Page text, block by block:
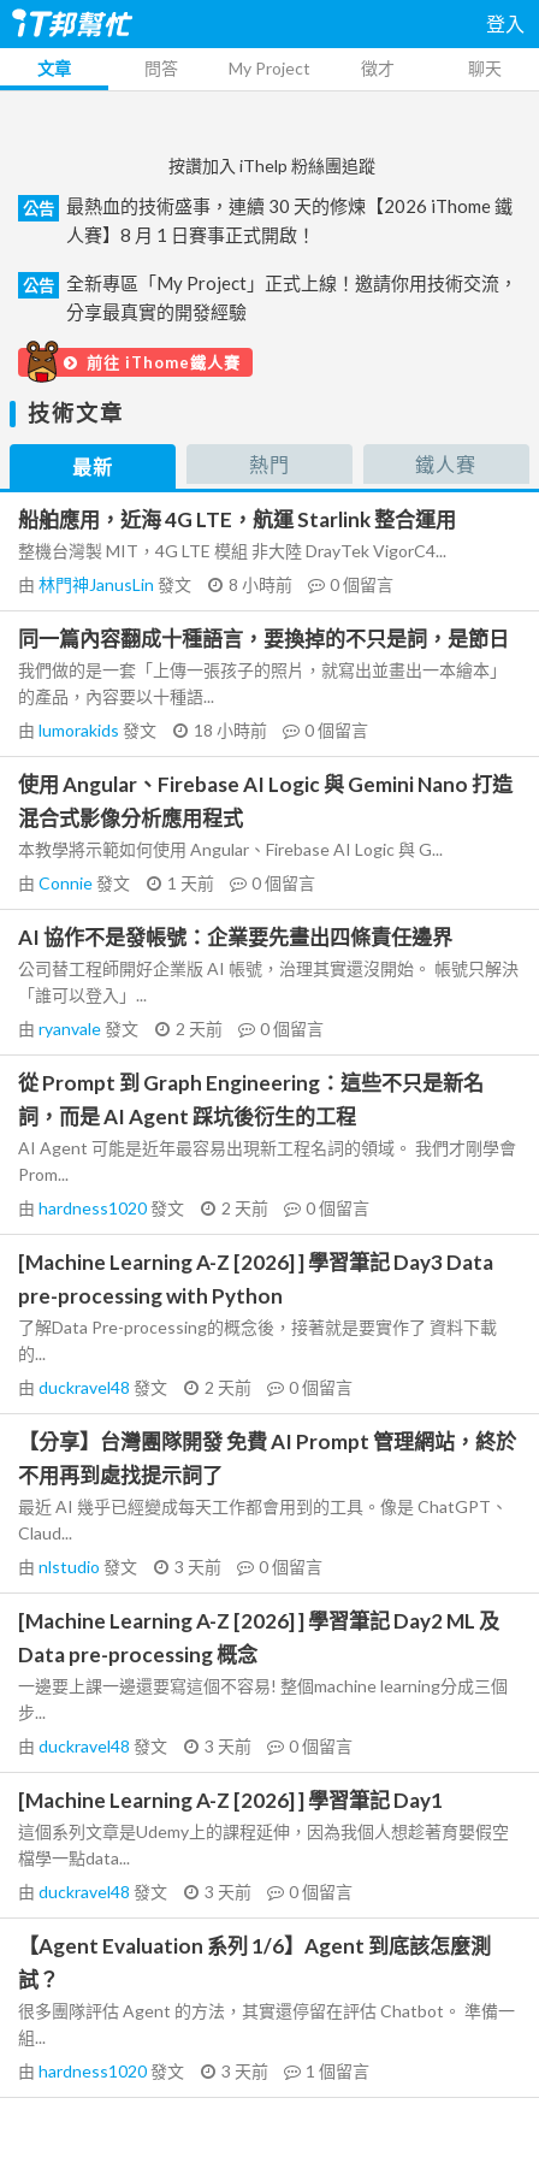
登入
文章 問答 My Project 徵才 聊天
按讚加入 iThelp 粉絲團追蹤
公告
最熱血的技術盛事，連續 30 天的修煉【2026 iThome 鐵
人賽】8 月 1 日賽事正式開啟！
公告
全新專區「My Project」正式上線！邀請你用技術交流，
分享最真實的開發經驗
前往 iThome鐵人賽
技術文章
最新 熱門 鐵人賽
船舶應用，近海 4G LTE，航運 Starlink 整合運用
整機台灣製 MIT，4G LTE 模組 非大陸 DrayTek VigorC4...
由 林門神JanusLin 發文 8 小時前 0個留言
同一篇內容翻成十種語言，要換掉的不只是詞，是節日
我們做的是一套「上傳一張孩子的照片，就寫出並畫出一本繪本」
的產品，內容要以十種語...
由 lumorakids 發文 18 小時前 0個留言
使用 Angular、Firebase AI Logic 與 Gemini Nano 打造
混合式影像分析應用程式
本教學將示範如何使用 Angular、Firebase AI Logic 與 G...
由 Connie發文 1 天前 0個留言
AI 協作不是發帳號：企業要先畫出四條責任邊界
公司替工程師開好企業版 AI 帳號，治理其實還沒開始。 帳號只解決
「誰可以登入」...
由 ryanvale發文 2 天前 0個留言
從 Prompt 到 Graph Engineering：這些不只是新名
詞，而是 AI Agent 踩坑後衍生的工程
AI Agent 可能是近年最容易出現新工程名詞的領域。 我們才剛學會
Prom...
由 hardness1020發文 2 天前 0個留言
[Machine Learning A-Z [2026] ] 學習筆記 Day3 Data
pre-processing with Python
了解Data Pre-processing的概念後，接著就是要實作了 資料下載
的...
由 duckravel48 發文 2 天前 0個留言
【分享】台灣團隊開發 免費 AI Prompt 管理網站，終於
不用再到處找提示詞了
最近 AI 幾乎已經變成每天工作都會用到的工具。像是 ChatGPT、
Claud...
由 nlstudio 發文 3 天前 0個留言
[Machine Learning A-Z [2026] ] 學習筆記 Day2 ML 及
Data pre-processing 概念
一邊要上課一邊還要寫這個不容易! 整個machine learning分成三個
步...
由 duckravel48 發文 3 天前 0個留言
[Machine Learning A-Z [2026] ] 學習筆記 Day1
這個系列文章是Udemy上的課程延伸，因為我個人想趁著育嬰假空
檔學一點data...
由 duckravel48 發文 3 天前 0個留言
【Agent Evaluation 系列 1/6】Agent 到底該怎麼測
試？
很多團隊評估 Agent 的方法，其實還停留在評估 Chatbot。 準備一
組...
由 hardness1020發文 3 天前 1 個留言